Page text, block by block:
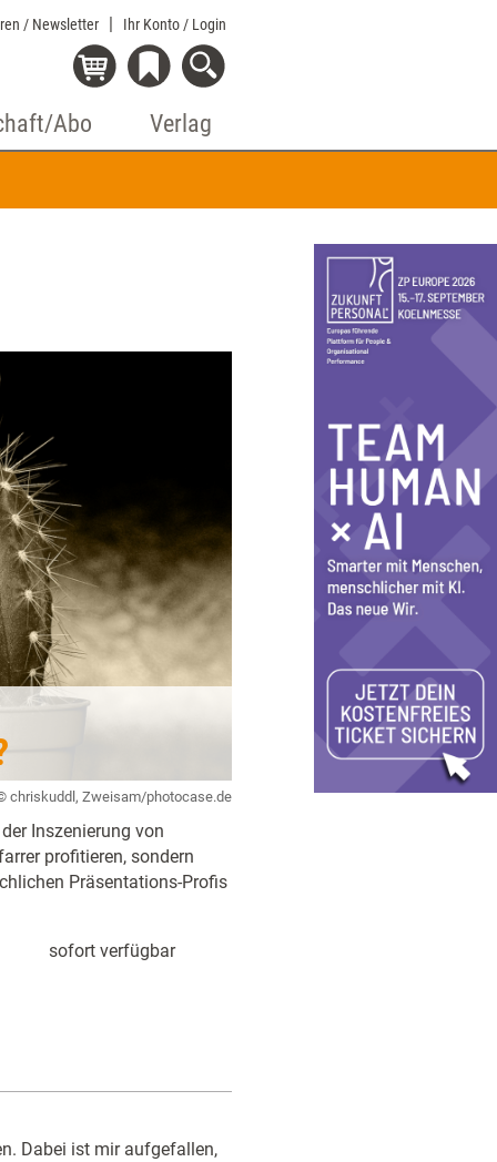
/ Newsletter Ihr Konto / Login
Abo Verlag
chriskuddl, Zweisam/photocase.de
Inszenierung von
profitieren, sondern
Präsentations-Profis
sofort verfügbar
Dabei ist mir aufgefallen,